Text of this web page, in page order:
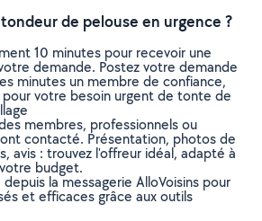
de pelouse en urgence ?
10 minutes pour recevoir une
demande. Postez votre demande
minutes un membre de confiance,
votre besoin urgent de tonte de
membres, professionnels ou
contacté. Présentation, photos de
avis : trouvez l'offreur idéal, adapté à
budget.
la messagerie AlloVoisins pour
et efficaces grâce aux outils